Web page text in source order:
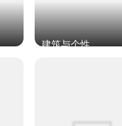
建筑与个性